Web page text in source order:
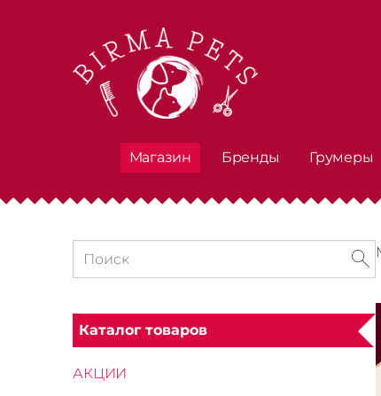
Магазин Бренды Грумеры
Каталог товаров
АКЦИИ